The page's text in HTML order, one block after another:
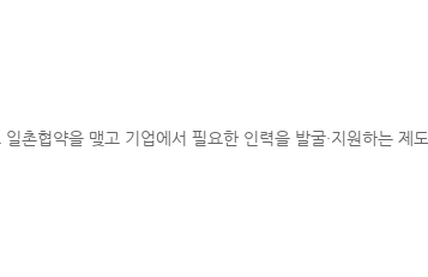
촌협약을 맺고 기업에서 필요한 인력을 발굴·지원하는 제도